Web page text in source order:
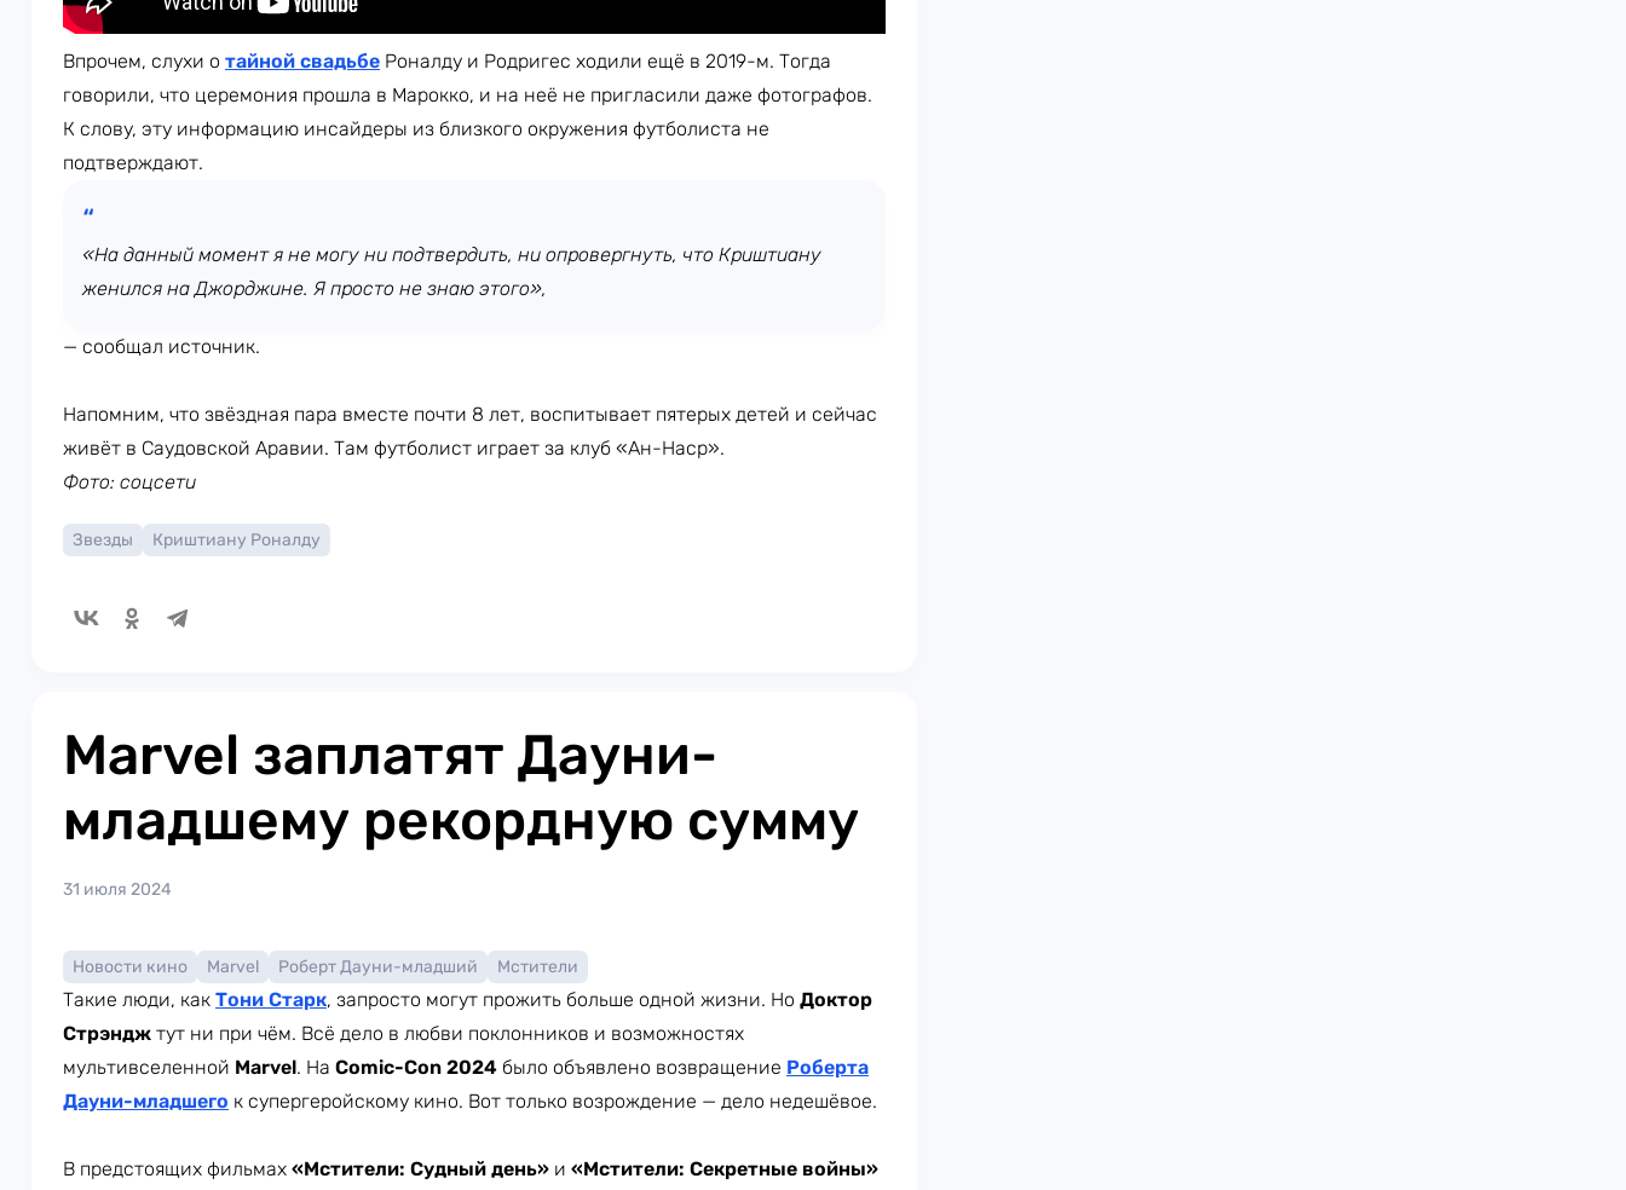
Впрочем, слухи о тайной свадьбе Роналду и Родригес ходили ещё в 2019-м. Тогда
говорили, что церемония прошла в Марокко, и на неё не пригласили даже фотографов.
К слову, эту информацию инсайдеры из близкого окружения футболиста не
подтверждают.
«На данный момент я не могу ни подтвердить, ни опровергнуть, что Криштиану
женился на Джорджине. Я просто не знаю этого»,
— сообщал источник.
Напомним, что звёздная пара вместе почти 8 лет, воспитывает пятерых детей и сейчас
живёт в Саудовской Аравии. Там футболист играет за клуб «Ан-Наср».
Фото: соцсети
Звезды Криштиану Роналду
Marvel заплатят Дауни-
младшему рекордную сумму
31 июля 2024
Новости кино Marvel Роберт Дауни-младший Мстители
Такие люди, как Тони Старк, запросто могут прожить больше одной жизни. Но Доктор
Стрэндж тут ни при чём. Всё дело в любви поклонников и возможностях
мультивселенной Marvel. На Comic-Con 2024 было объявлено возвращение Роберта
Дауни-младшего к супергеройскому кино. Вот только возрождение — дело недешёвое.
В предстоящих фильмах «Мстители: Судный день» и «Мстители: Секретные войны»